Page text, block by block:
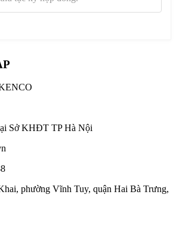
Sở KHĐT TP Hà Nội
phường Vĩnh Tuy, quận Hai Bà Trưng,